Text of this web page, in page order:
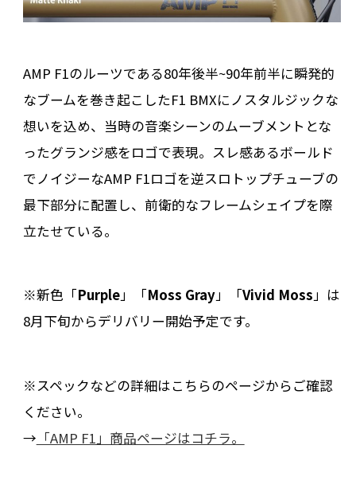
AMP F1のルーツである80年後半~90年前半に瞬発的
なブームを巻き起こしたF1 BMXにノスタルジックな
想いを込め、当時の音楽シーンのムーブメントとな
ったグランジ感をロゴで表現。スレ感あるボールド
でノイジーなAMP F1ロゴを逆スロトップチューブの
最下部分に配置し、前衛的なフレームシェイプを際
立たせている。
※新色「Purple」「Moss Gray」「Vivid Moss」は
8月下旬からデリバリー開始予定です。
※スペックなどの詳細はこちらのページからご確認
ください。
→ 「AMP F1」商品ページはコチラ。